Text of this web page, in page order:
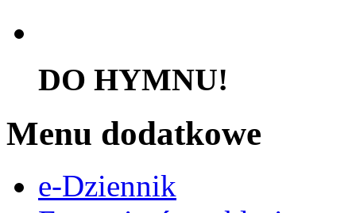
DO HYMNU!
Menu dodatkowe
e-Dziennik